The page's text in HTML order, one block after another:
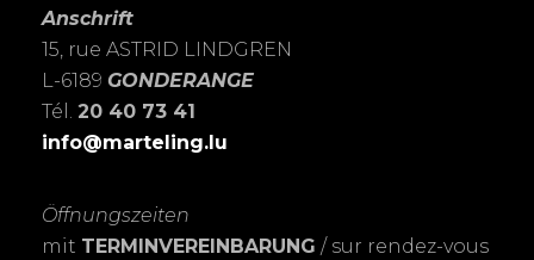
Anschrift
15, rue ASTRID LINDGREN
L-6189 GONDERANGE
Tél. 20 40 73 41
info@marteling.lu
Öffnungszeiten
mit TERMINVEREINBARUNG / sur rendez-vous